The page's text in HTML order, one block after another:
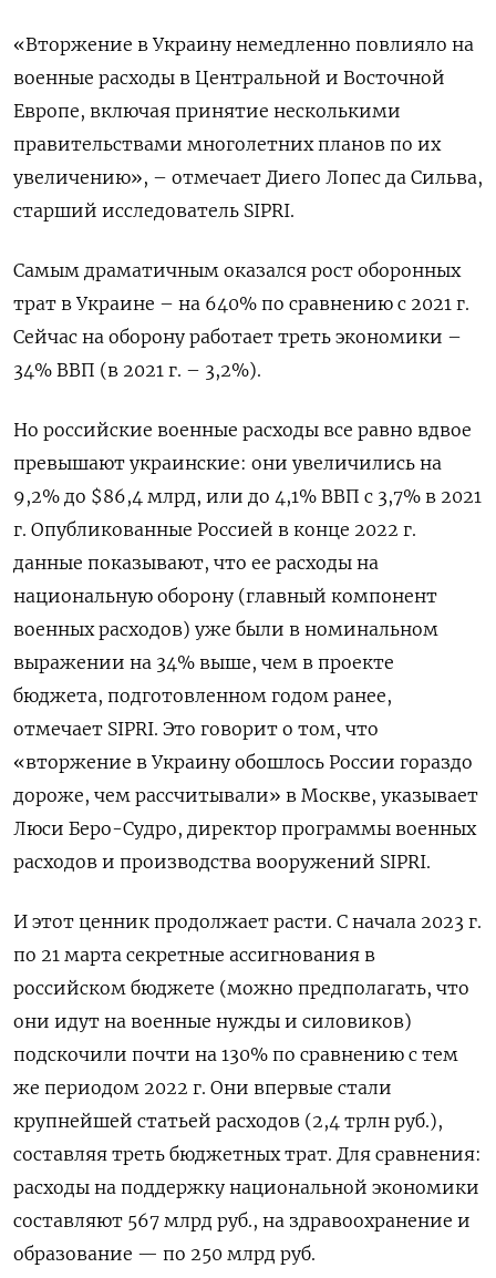
«Вторжение в Украину немедленно повлияло на
военные расходы в Центральной и Восточной
Европе, включая принятие несколькими
правительствами многолетних планов по их
увеличению», – отмечает Диего Лопес да Сильва,
старший исследователь SIPRI.
Самым драматичным оказался рост оборонных
трат в Украине – на 640% по сравнению с 2021 г.
Сейчас на оборону работает треть экономики –
34% ВВП (в 2021 г. – 3,2%).
Но российские военные расходы все равно вдвое
превышают украинские: они увеличились на
9,2% до $86,4 млрд, или до 4,1% ВВП с 3,7% в 2021
г. Опубликованные Россией в конце 2022 г.
данные показывают, что ее расходы на
национальную оборону (главный компонент
военных расходов) уже были в номинальном
выражении на 34% выше, чем в проекте
бюджета, подготовленном годом ранее,
отмечает SIPRI. Это говорит о том, что
«вторжение в Украину обошлось России гораздо
дороже, чем рассчитывали» в Москве, указывает
Люси Беро-Судро, директор программы военных
расходов и производства вооружений SIPRI.
И этот ценник продолжает расти. С начала 2023 г.
по 21 марта секретные ассигнования в
российском бюджете (можно предполагать, что
они идут на военные нужды и силовиков)
подскочили почти на 130% по сравнению с тем
же периодом 2022 г. Они впервые стали
крупнейшей статьей расходов (2,4 трлн руб.),
составляя треть бюджетных трат. Для сравнения:
расходы на поддержку национальной экономики
составляют 567 млрд руб., на здравоохранение и
образование — по 250 млрд руб.